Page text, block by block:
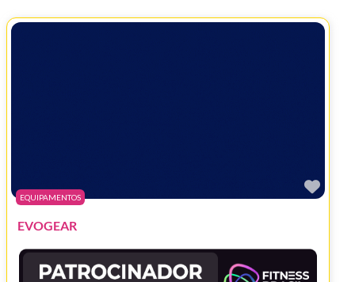
EQUIPAMENTOS
EVOGEAR